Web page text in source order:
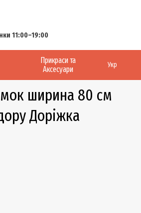
11:00–19:00
Прикраси та
Аксесуари
Укр
ширина 80 см
Доріжка